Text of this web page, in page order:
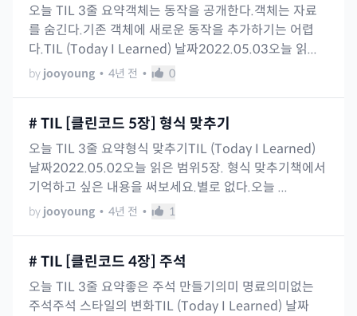
오늘 TIL 3줄 요약객체는 동작을 공개한다.객체는 자료
를 숨긴다.기존 객체에 새로운 동작을 추가하기는 어렵
다.TIL (Today I Learned) 날짜2022.05.03오늘 읽...
by jooyoung • 4년 전 • 0
# TIL [클린코드 5장] 형식 맞추기
오늘 TIL 3줄 요약형식 맞추기TIL (Today I Learned)
날짜2022.05.02오늘 읽은 범위5장. 형식 맞추기책에서
기억하고 싶은 내용을 써보세요.별로 없다.오늘 ...
by jooyoung • 4년 전 • 1
# TIL [클린코드 4장] 주석
오늘 TIL 3줄 요약좋은 주석 만들기의미 명료의미없는
주석주석 스타일의 변화TIL (Today I Learned) 날짜